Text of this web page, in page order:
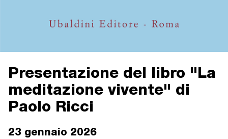
Presentazione del libro "La
meditazione vivente" di
Paolo Ricci
23 gennaio 2026